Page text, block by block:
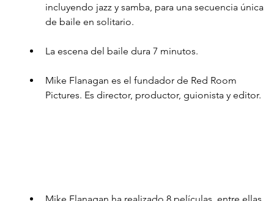
incluyendo jazz y samba, para una secuencia única
de baile en solitario.
La escena del baile dura 7 minutos.
Mike Flanagan es el fundador de Red Room
Pictures. Es director, productor, guionista y editor.